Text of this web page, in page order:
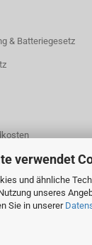
verwendet
und ähnliche
unseres
Sie in unserer
& Batteriegesetz